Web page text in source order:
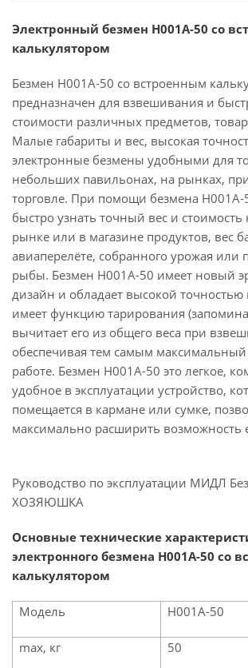
Электронный безмен Н001А-50 со
калькулятором
Безмен Н001А-50 со встроенным
предназначен для взвешивания и
стоимости различных предметов,
Малые габариты и вес, высокая
электронные безмены удобными для
небольших павильонах, на рынках,
торговле. При помощи безмена
быстро узнать точный вес и
рынке или в магазине продуктов, вес
авиаперелёте, собранного урожая или
рыбы. Безмен Н001А-50 имеет новый
дизайн и обладает высокой
имеет функцию тарирования
вычитает его из общего веса при
обеспечивая тем самым
работе. Безмен Н001А-50 это легкое,
удобное в эксплуатации устройство,
помещается в кармане или сумке,
максимально расширить возможность
Руководство по эксплуатации МИДЛ
ХОЗЯЮШКА
Основные технические
электронного безмена Н001А-50 со
калькулятором
Модель Н001А-50
max, кг 50